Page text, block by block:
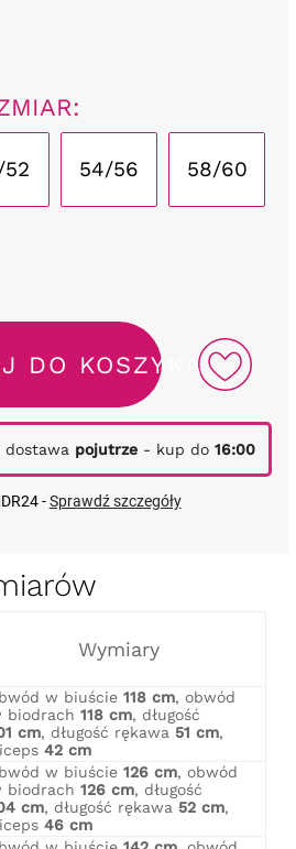
54/56 58/60
DO KOSZYKA
dostawa pojutrze- kup do 16:00
-Sprawdź szczegóły
Wymiary
w biuście 118 cm, obwód
biodrach 118 cm, długość
cm, długość rękawa 51 cm,
42 cm
w biuście 126 cm, obwód
biodrach 126 cm, długość
cm, długość rękawa 52 cm,
46 cm